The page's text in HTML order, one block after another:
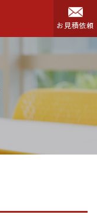
お見積依頼